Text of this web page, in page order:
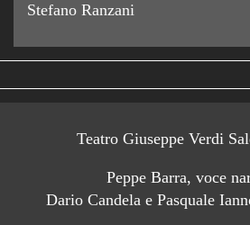
Stefano Ranzani
Teatro Giuseppe Verdi
Peppe Barra, voce
Dario Candela e Pasquale